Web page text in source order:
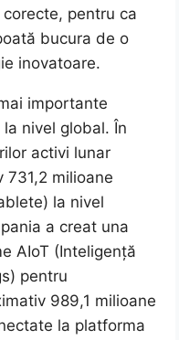
pentru ca
bucura de o
inovatoare.
importante
nivel global. În
activi lunar
731,2 milioane
la nivel
a creat una
AIoT (Inteligență
pentru
989,1 milioane
la platforma